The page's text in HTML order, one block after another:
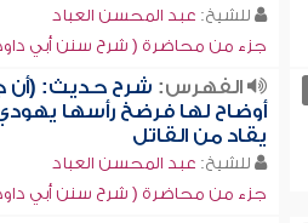
للشيخ: عبد المحسن العباد
جزء من محاضرة ( شرح سنن أبي داود
الفهرس: شرح حديث: (أن
أوضاح لها فرضخ رأسها
يقاد من القاتل
للشيخ: عبد المحسن العباد
جزء من محاضرة ( شرح سنن أبي داود